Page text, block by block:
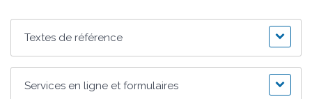
Textes de référence
Services en ligne et formulaires